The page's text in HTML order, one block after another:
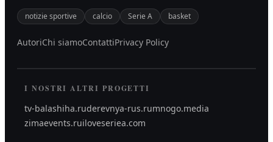
notizie sportive calcio Serie A basket
AutoriChi siamoContattiPrivacy Policy
I NOSTRI ALTRI PROGETTI
tv-balashiha.ruderevnya-rus.rumnogo.media
zimaevents.ruiloveseriea.com